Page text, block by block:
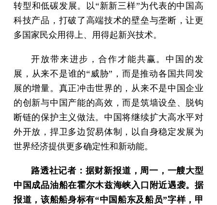
转型和低碳发展。以“新新三样”为代表的中国高
科技产品，打破了高端技术的壁垒与垄断，让更
多国家民众用得上、用得起新兴技术。
开放带来进步，合作才能共赢。中国的发
展，从来不是谁的“威胁”，而是推动各国共同发
展的增量。真正冲击世界的，从来不是中国企业
的创新与中国产能的高效，而是筑墙设垒、脱钩
断链的保护主义做法。中国将继续扩大高水平对
外开放，捍卫多边贸易体制，以自身稳定发展为
世界经济提供更多确定性和新动能。
路透社记者：据财新报道，周一，一艘大型
中国成品油船在霍尔木兹海峡入口附近遇袭。据
报道，该船船身标有“中国船东及船员”字样，甲